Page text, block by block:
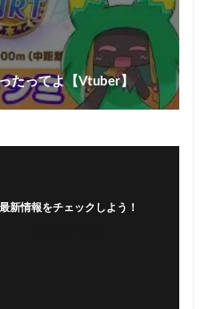
たってよ【Vtuber】
最新情報をチェックしよう！